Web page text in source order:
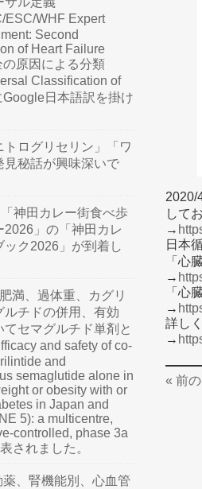
2020/
して
→
日本
「心
→
「心
→
詳し
→
« 前
ESC/WHF Expert
Second
of Heart Failure
原因による分類
Classification of
日本語訳を掛け
トログリセリン」「ワ
見秘話が興味深いで
神田カレー街食べ歩
2026」の「神田カレ
ック2026」が到着し
満、過体重、カグリ
ルチドの併用、有効
セマグルチド単剤と
and safety of co-
and
semaglutide alone in
or obesity with or
in Japan and
5): a multicentre,
controlled, phase 3a
されました。
、腎機能別、心血管